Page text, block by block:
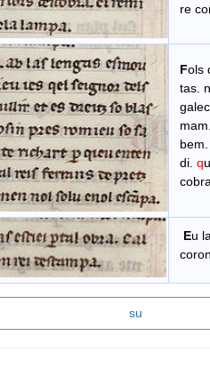
re
Fols
tas.
di. q
Eu
su